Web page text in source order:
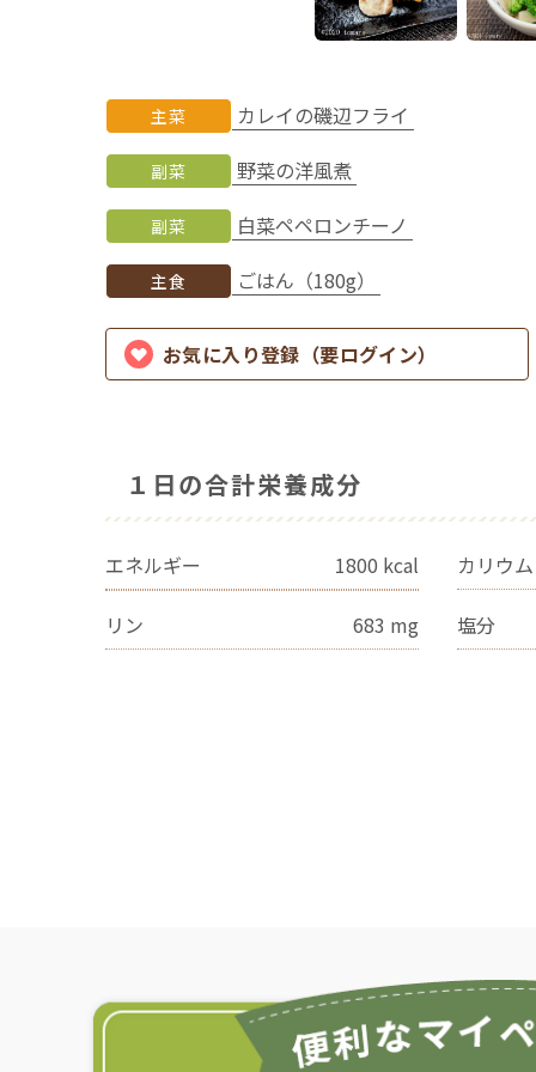
主菜 カレイの磯辺フライ
副菜 野菜の洋風煮
副菜 白菜ペペロンチーノ
主食 ごはん（180g）
お気に入り登録（要ログイン）
１日の合計栄養成分
エネルギー 1800 kcal カリウム
リン 683 mg 塩分